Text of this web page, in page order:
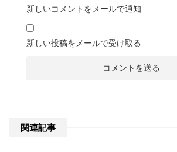
新しいコメントをメールで通知
新しい投稿をメールで受け取る
関連記事